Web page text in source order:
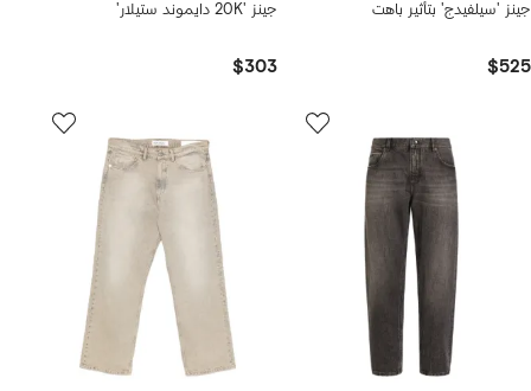
جينز 'سيلفيدج' بتأثير باهت
$525
جينز '20K دايموند ستيلار'
$303